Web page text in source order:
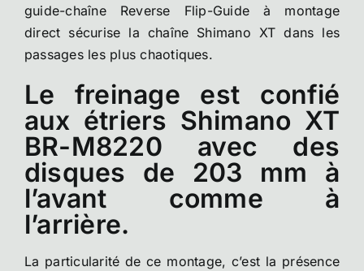
guide-chaîne Reverse Flip-Guide à montage
direct sécurise la chaîne Shimano XT dans les
passages les plus chaotiques.
Le freinage est confié
aux étriers Shimano XT
BR-M8220 avec des
disques de 203 mm à
l’avant comme à
l’arrière.
La particularité de ce montage, c’est la présence